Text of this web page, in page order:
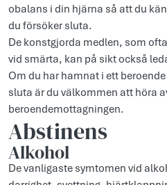
obalans i din hjärna så att du
du försöker sluta.
De konstgjorda medlen, som
vid smärta, kan på sikt också
Om du har hamnat i ett
sluta är du välkommen att höra
beroendemottagningen.
Abstinens
Alkohol
De vanligaste symtomen vid